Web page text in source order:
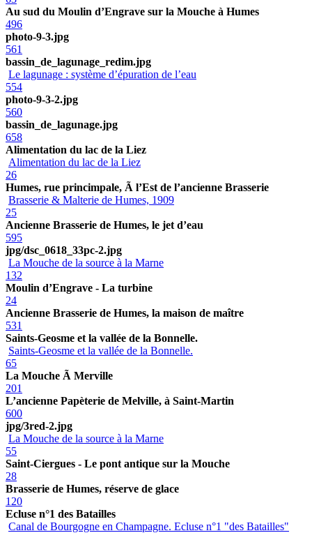
Au sud du Moulin d’Engrave sur la Mouche à Humes
496
photo-9-3.jpg
561
bassin_de_lagunage_redim.jpg
Le lagunage : système d’épuration de l’eau
554
photo-9-3-2.jpg
560
bassin_de_lagunage.jpg
658
Alimentation du lac de la Liez
Alimentation du lac de la Liez
26
Humes, rue princimpale, Ã l’Est de l’ancienne Brasserie
Brasserie & Malterie de Humes, 1909
25
Ancienne Brasserie de Humes, le jet d’eau
595
jpg/dsc_0618_33pc-2.jpg
La Mouche de la source à la Marne
132
Moulin d’Engrave - La turbine
24
Ancienne Brasserie de Humes, la maison de maître
531
Saints-Geosme et la vallée de la Bonnelle.
Saints-Geosme et la vallée de la Bonnelle.
65
La Mouche Ã Merville
201
L’ancienne Papèterie de Melville, à Saint-Martin
600
jpg/3red-2.jpg
La Mouche de la source à la Marne
55
Saint-Ciergues - Le pont antique sur la Mouche
28
Brasserie de Humes, réserve de glace
120
Ecluse n°1 des Batailles
Canal de Bourgogne en Champagne. Ecluse n°1 "des Batailles"